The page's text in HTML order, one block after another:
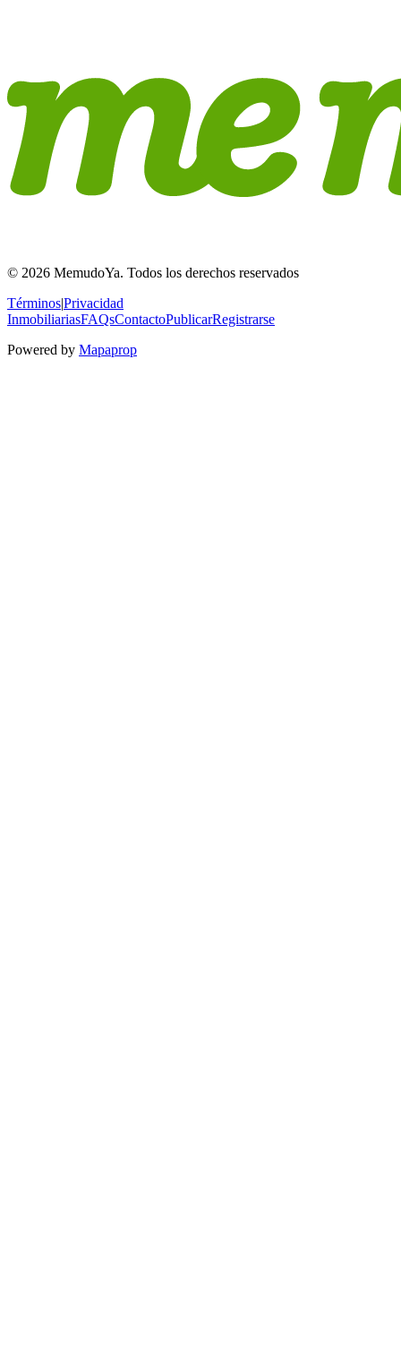
© 2026 MemudoYa. Todos los derechos reservados
Términos|Privacidad
InmobiliariasFAQsContactoPublicarRegistrarse
Powered by Mapaprop